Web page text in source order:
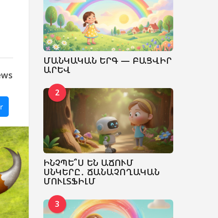
ՄԱՆԿԱԿԱՆ ԵՐԳ — ԲԱՑՎԻՐ
ԱՐԵՎ
2
ԻՆՉՊԵ՞Ս ԵՆ ԱՃՈՒՄ
ՍՆԿԵՐԸ․ ՃԱՆԱՉՈՂԱԿԱՆ
ՄՈՒԼՏՖԻԼՄ
3